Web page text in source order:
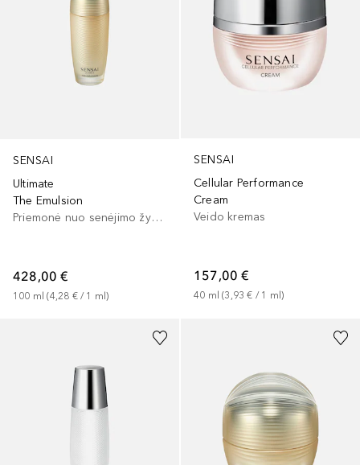
SENSAI
Ultimate
The Emulsion
Priemonė nuo senėjimo žymių
428,00 €
100 ml (4,28 € / 1 ml)
SENSAI
Cellular Performance
Cream
Veido kremas
157,00 €
40 ml (3,93 € / 1 ml)